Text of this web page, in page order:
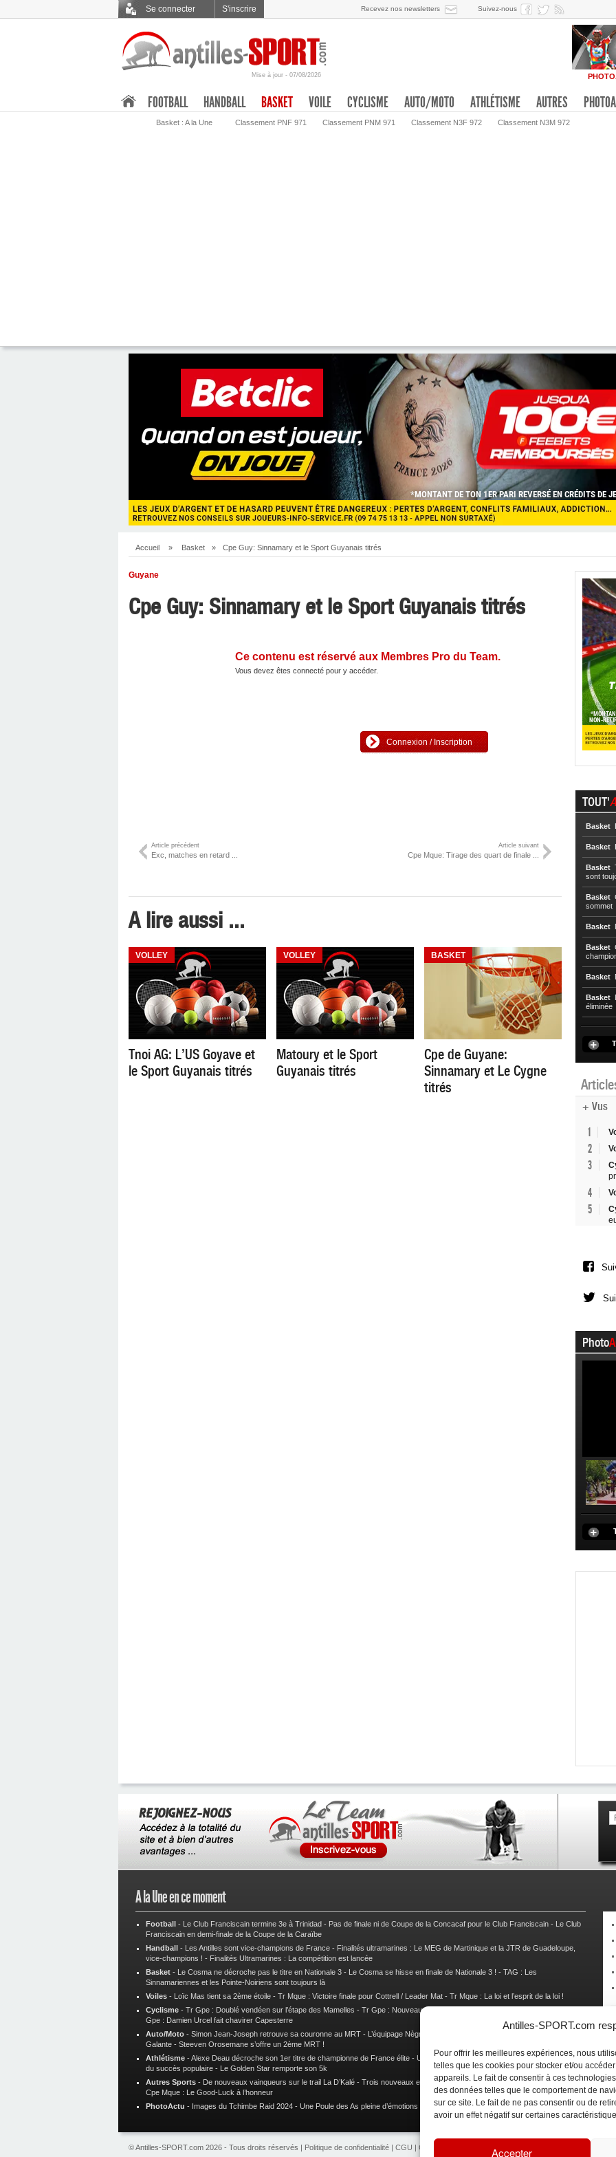
Antilles-SPORT.com
Pour offrir les meilleures expériences, nous
telles que les cookies pour stocker et/ou
appareils. Le fait de consentir à ces
des données telles que le comportement de
sur ce site. Le fait de ne pas consentir ou de
avoir un effet négatif sur certaines
Accepter
Se connecter S'inscrire Recevez nos newsletters Suivez-nous
Mise à jour - 07/08/2026
FOOTBALL HANDBALL BASKET
Basket : A la Une Classement PNF 971 Classement PNM 971 Classement N3F 972 Classement N3M 972
VOILE CYCLISME AUTO/MOTO ATHLÉTISME AUTRES
Accueil » Basket » Cpe Guy: Sinnamary et le Sport Guyanais titrés
Guyane
Cpe Guy: Sinnamary et le Sport Guyanais titrés
Ce contenu est réservé aux Membres Pro du Team.
Vous devez êtes connecté pour y accéder.
Connexion / Inscription
Article précédent
Exc, matches en retard ...
Article suivant
Cpe Mque: Tirage des quart de finale ...
A lire aussi ...
VOLLEY
Tnoi AG: L’US Goyave et
le Sport Guyanais titrés
VOLLEY
Matoury et le Sport
Guyanais titrés
BASKET
Cpe de Guyane:
Sinnamary et Le Cygne
titrés
TOUT'
Basket
Basket
Basket
sont
Basket
sommet
Basket
Basket
Basket
Basket
éliminée
+ Vus
1
2
3
4
5
Photo
A la Une en ce moment
Football - Le Club Franciscain termine 3e à Trinidad - Pas de finale ni de Coupe de la Concacaf pour le Club Franciscain - Le Club
Franciscain en demi-finale de la Coupe de la Caraïbe
Handball - Les Antilles sont vice-champions de France - Finalités ultramarines : Le MEG de Martinique et la JTR de Guadeloupe,
vice-champions ! - Finalités Ultramarines : La compétition est lancée
Basket - Le Cosma ne décroche pas le titre en Nationale 3 - Le Cosma se hisse en finale de Nationale 3 ! - TAG : Les
Sinnamariennes et les Pointe-Noiriens sont toujours là
Voiles - Loïc Mas tient sa 2ème étoile - Tr Mque : Victoire finale pour Cottrell / Leader Mat - Tr Mque : La loi et l’esprit de la loi !
Cyclisme - Tr Gpe : Doublé vendéen sur l’étape des Mamelles - Tr Gpe : Nouveau changement de leader, Damien Urcel out
Gpe : Damien Urcel fait chavirer Capesterre
Auto/Moto - Simon Jean-Joseph retrouve sa couronne au MRT - L’équipage Nègre – Gérard remporte le 9e rallye du Pays Marie-
Galante - Steeven Orosemane s’offre un 2ème MRT !
Athlétisme -Alexe Deau décroche son 1er titre de championne de France élite - Un semi marathon sous le signe de la chaleur et
du succès populaire - Le Golden Star remporte son 5k
Autres Sports - De nouveaux vainqueurs sur le trail La D’Kalé - Trois nouveaux et un habitué au palmarès du Trail des Trésors-
Cpe Mque : Le Good-Luck à l’honneur
PhotoActu - Images du Tchimbe Raid 2024 - Une Poule des As pleine d’émotions ! Images de la Woulib 113 X-Trem
© Antilles-SPORT.com 2026 - Tous droits réservés | Politique de confidentialité | CGU | CGV